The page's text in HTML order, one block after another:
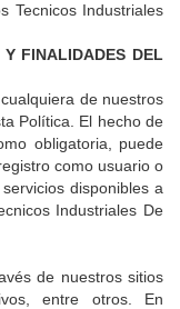
Tecnicos Industriales
FINALIDADES DEL
de nuestros
Política. El hecho de
obligatoria, puede
como usuario o
disponibles a
Industriales De
de nuestros sitios
entre otros. En